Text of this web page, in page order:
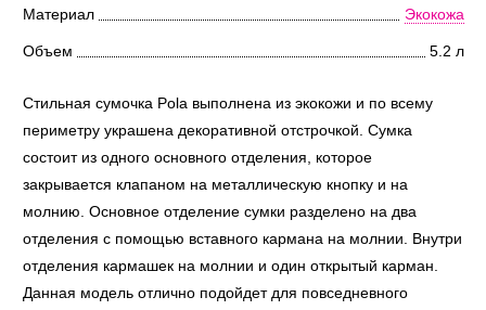
Материал Экокожа
Объем 5.2 л
Стильная сумочка Pola выполнена из экокожи и по всему
периметру украшена декоративной отстрочкой. Сумка
состоит из одного основного отделения, которое
закрывается клапаном на металлическую кнопку и на
молнию. Основное отделение сумки разделено на два
отделения с помощью вставного кармана на молнии. Внутри
отделения кармашек на молнии и один открытый карман.
Данная модель отлично подойдет для повседневного